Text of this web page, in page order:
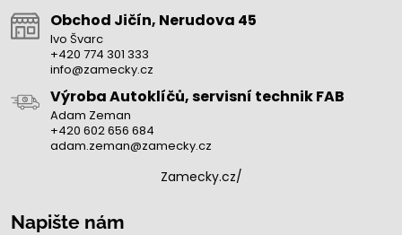
Obchod Jičín, Nerudova 45
Ivo Švarc
+420 774 301 333
info@zamecky.cz
Výroba Autoklíčů, servisní technik FAB
Adam Zeman
+420 602 656 684
adam.zeman@zamecky.cz
Zamecky.cz/
Napište nám